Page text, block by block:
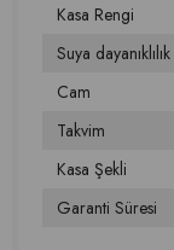
Kasa Rengi
Suya dayanıklılık
Cam
Takvim
Kasa Şekli
Garanti Süresi